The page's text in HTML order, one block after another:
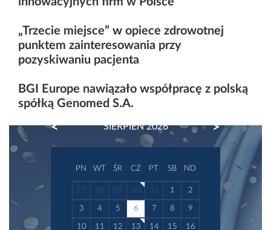
„Trzecie miejsce” w opiece zdrowotnej
punktem zainteresowania przy
pozyskiwaniu pacjenta
BGI Europe nawiązało współpracę z polską
spółką Genomed S.A.
SIERPIEŃ 2026
PREVIOUS NEXT
PN WT ŚR CZ PT SB ND
27 28 29 30 31 1 2
3 4 5 6 7 8 9
10 11 12 13 14 15 16